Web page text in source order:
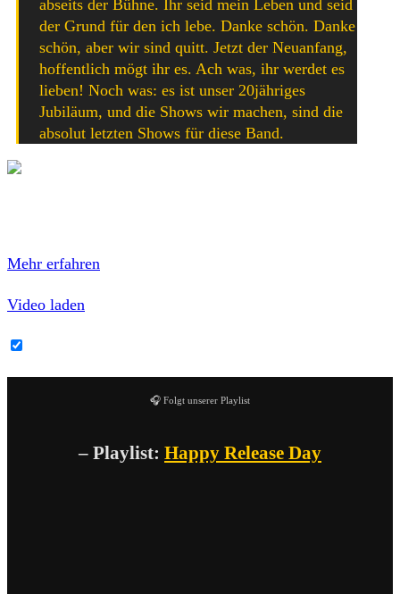
abseits der Bühne. Ihr seid mein Leben und seid
der Grund für den ich lebe. Danke schön. Danke
schön, aber wir sind quitt. Jetzt der Neuanfang,
hoffentlich mögt ihr es. Ach was, ihr werdet es
lieben! Noch was: es ist unser 20jähriges
Jubiläum, und die Shows wir machen, sind die
absolut letzten Shows für diese Band.
Mehr erfahren
Video laden
🎧 Folgt unserer Playlist
– Playlist: Happy Release Day